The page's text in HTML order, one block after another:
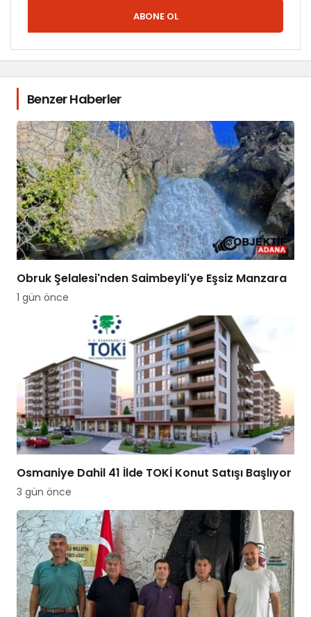
ABONE OL
Benzer Haberler
Obruk Şelalesi'nden Saimbeyli'ye Eşsiz Manzara
1 gün önce
Osmaniye Dahil 41 İlde TOKİ Konut Satışı Başlıyor
3 gün önce